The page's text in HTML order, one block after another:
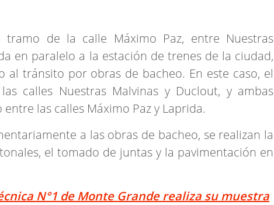
de la calle Máximo Paz, entre Nuestras
en paralelo a la estación de trenes de la ciudad,
al tránsito por obras de bacheo. En este caso, el
calles Nuestras Malvinas y Duclout, y ambas
las calles Máximo Paz y Laprida.
a las obras de bacheo, se realizan la
el tomado de juntas y la pavimentación en
N°1 de Monte Grande realiza su muestra